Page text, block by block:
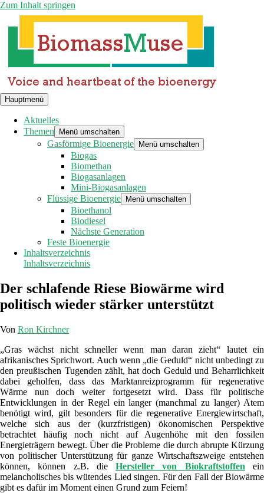
Zum Inhalt springen
Hauptmenü
Aktuelles
Themen
Menü umschalten
Gasförmige Bioenergie Menü umschalten
Biogas
Biomethan
Biogasanlagen
Mini-Biogasanlagen
Flüssige Bioenergie
Menü umschalten
Bioethanol
Biodiesel
Nächste Generation
Feste Bioenergie
Inhaltsverzeichnis
Inhaltsverzeichnis
Der schlafende Riese Biowärme wird
politisch wieder stärker unterstützt
Von Ron Kirchner
„Gras wächst nicht schneller wenn man daran zieht“ lautet ein
afrikanisches Sprichwort. Auch wenn „die Geduld“ nicht unbedingt zu
den preußischen Tugenden zählt, hat doch Geduld und Beharrlichkeit
dabei geholfen, dass das Marktanreizprogramm für regenerative
Wärme nun doch weiter fortgesetzt wird. Dass für politische
Entwicklungen in der Regel ein langer (manchmal zu langer) Atem
benötigt wird, gilt besonders für die regenerative Energiewirtschaft,
welche sich aus der (kurzfristigen) ökonomischen Perspektive
betrachtet häufig noch nicht auf Augenhöhe mit den fossilen
Energieträgern bewegt. Über die Probleme die durch abrupte Kürzung
von politischer Unterstützung für ganze Wirtschaftszweige entstehen
können, können z.B. dieHersteller von Biokraftstoffen ein
melancholisches bis wütendes Lied singen. Für den Fall der Biowärme
gibt es dafür im Moment einen Grund zum Feiern!